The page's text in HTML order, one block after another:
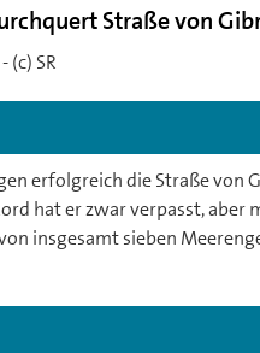
Straße von
SR
erfolgreich die Straße von
hat er zwar verpasst, aber
insgesamt sieben